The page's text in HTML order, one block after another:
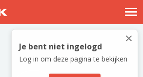
Nostalgische verhalen
Log in
Meld je gratis aan
×
Je bent niet ingelogd
Log in om deze pagina te bekijken